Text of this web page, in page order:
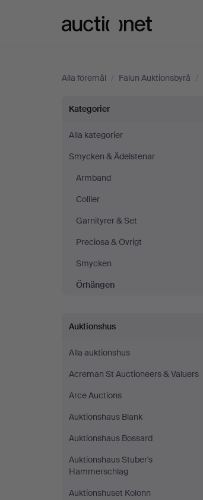
Alla föremål / Falun Auktionsbyrå /
Örhängen
på
Falun
Auktionsbyrå
Kategorier
Alla kategorier
Smycken & Ädelstenar
Armband
Collier
Garnityrer & Set
Preciosa & Övrigt
Smycken
Örhängen
Auktionshus
Alla auktionshus
Acreman St Auctioneers & Valuers
Arce Auctions
Auktionshaus Blank
Auktionshaus Bossard
Auktionshaus Stuber's
Hammerschlag
Auktionshuset Kolonn